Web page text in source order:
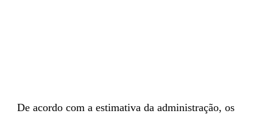
De acordo com a estimativa da administração, os